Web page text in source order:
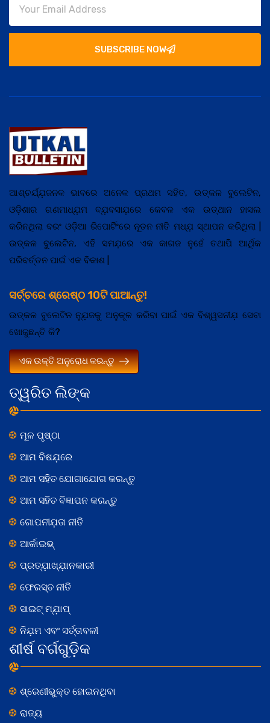
SUBSCRIBE NOW
ତ୍ୱରିତ ଲିଙ୍କ
ମୂଳ ପୃଷ୍ଠା
ଆମ ବିଷଯ଼ରେ
ଆମ ସହିତ ଯୋଗାଯୋଗ କରନ୍ତୁ
ଆମ ସହିତ ବିଜ୍ଞାପନ କରନ୍ତୁ
ଗୋପନୀଯ଼ତା ନୀତି
ଆର୍କାଇଭ୍
ପ୍ରତ୍ଯ଼ାଖ୍ଯ଼ାନକାରୀ
ଫେରସ୍ତ ନୀତି
ସାଇଟ୍ ମ୍ଯ଼ାପ୍
ନିଯ଼ମ ଏବଂ ସର୍ତ୍ତାବଳୀ
ଶୀର୍ଷ ବର୍ଗଗୁଡ଼ିକ
ଶ୍ରେଣୀଭୁକ୍ତ ହୋଇନଥିବା
ରାଜ୍ୟ
ଆଶ୍ଚର୍ଯ୍ଯ଼ଜନକ ଭାବରେ ଅନେକ ପ୍ରଥମ ସହିତ, ଉତ୍କଳ ବୁଲେଟିନ,
ଓଡ଼ିଶାର ଗଣମାଧ୍ଯ଼ମ ବ୍ଯ଼ବସାଯ଼ରେ କେବଳ ଏକ ଉତ୍ଥାନ ହାସଲ
କରିନଥିଲା ବରଂ ଓଡ଼ିଆ ରିପୋର୍ଟିଂରେ ନୂତନ ନୀତି ମଧ୍ଯ଼ ସ୍ଥାପନ କରିଥିଲା |
ଉତ୍କଳ ବୁଲେଟିନ, ଏହି ସମଯ଼ରେ ଏକ କାଗଜ ନୁହେଁ ତଥାପି ଆର୍ଥିକ
ପରିବର୍ତ୍ତନ ପାଇଁ ଏକ ବିକାଶ |
ସର୍ଚ୍ଚରେ ଶ୍ରେଷ୍ଠ 10ଟି ପାଆନ୍ତୁ!
ଉତ୍କଳ ବୁଲେଟିନ ନ୍ଯ଼ୁଜକୁ ଅନୁକୂଳ କରିବା ପାଇଁ ଏକ ବିଶ୍ୱସନୀଯ଼ ସେବା
ଖୋଜୁଛନ୍ତି କି?
ଏକ ଉକ୍ତି ଅନୁରୋଧ କରନ୍ତୁ